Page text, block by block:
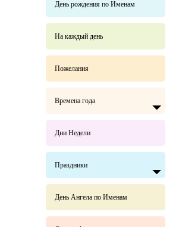
День рождения по Именам
На каждый день
Пожелания
Времена года
Дни Недели
Праздники
День Ангела по Именам